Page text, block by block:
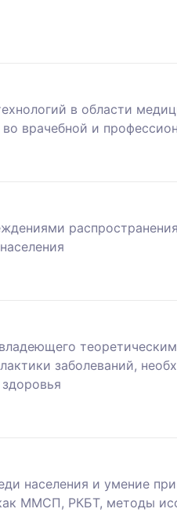
в области
врачебной и
заболеваний,
населения и умение
ММСП, РКБТ, методы